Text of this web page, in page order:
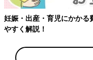
助金・助成金をわかり